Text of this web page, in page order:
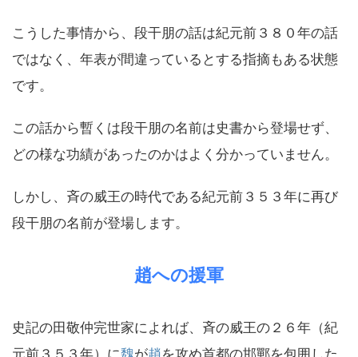
こうした事情から、段干朋の話は紀元前３８０年の話
ではなく、年表が間違っているとする指摘もある状態
です。
この話から暫くは段干朋の名前は史書から登場せず、
どの様な功績があったのかはよく分かっていません。
しかし、斉の威王の時代である紀元前３５３年に再び
段干朋の名前が登場します。
趙への援軍
史記の田敬仲完世家によれば、斉の威王の２６年（紀
元前３５３年）に魏が趙を攻め首都の邯鄲を包囲した